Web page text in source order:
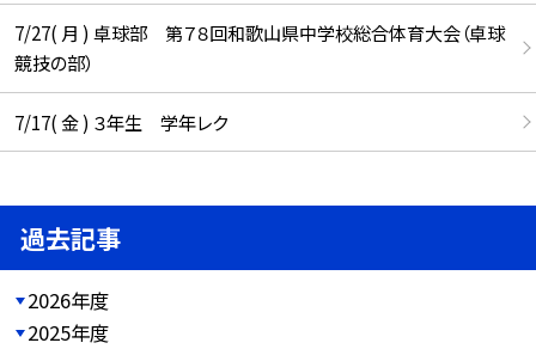
7/27( 月 ) 卓球部 第７８回和歌山県中学校総合体育大会（卓球
競技の部）
7/17( 金 ) ３年生 学年レク
過去記事
2026年度
2025年度